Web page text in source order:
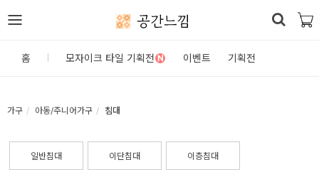
공간느낌
홈 모자이크 타일 기획전 N 이벤트 기획전
가구 아동/주니어가구 침대
일반침대 이단침대 이층침대